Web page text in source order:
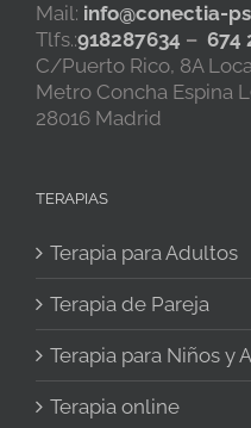
Mail: info@conectia-
Tlfs.:918287634 – 674
C/Puerto Rico, 8A
Metro Concha Espina
28016 Madrid
TERAPIAS
Terapia para Adultos
Terapia de Pareja
Terapia para Niños y
Terapia online